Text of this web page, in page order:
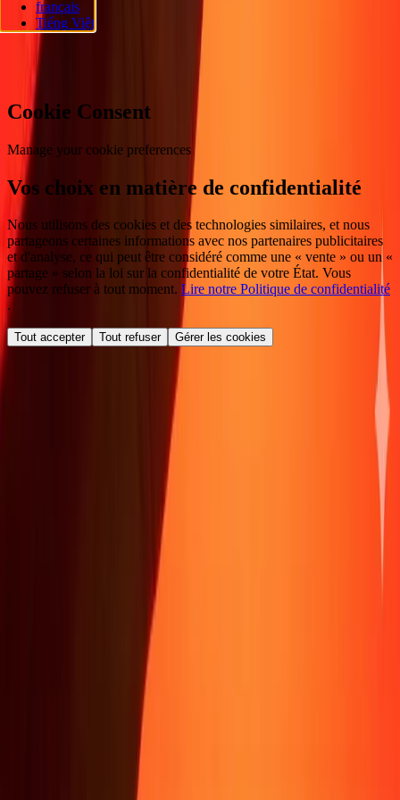
réservés.
Préférences en matière de cookies
français
Tiếng Việt
Cookie Consent
Manage your cookie preferences
Vos choix en matière de confidentialité
Nous utilisons des cookies et des technologies similaires, et nous
partageons certaines informations avec nos partenaires publicitaires
et d'analyse, ce qui peut être considéré comme une « vente » ou un «
partage » selon la loi sur la confidentialité de votre État. Vous
pouvez refuser à tout moment. Lire notre Politique de confidentialité
.
Tout accepter Tout refuser Gérer les cookies